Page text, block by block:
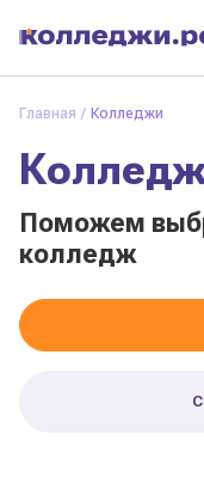
Главная Колледжи
Поможем
колледж